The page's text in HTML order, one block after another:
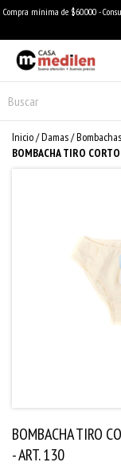
Compra mínima de $60.000 -
Inicio/Damas/Bombachas
BOMBACHA TIRO
BOMBACHA TIRO
- ART. 130